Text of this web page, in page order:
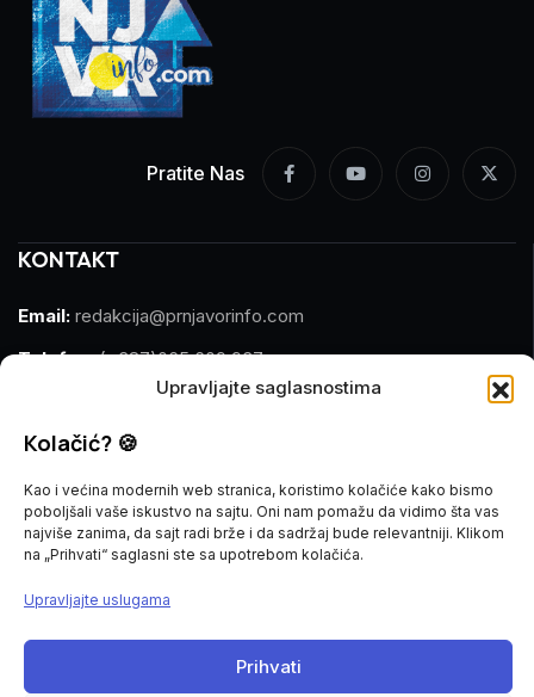
Upravljajte saglasnostima
Kolačić? 🍪
Kao i većina modernih web stranica, koristimo kolačiće kako bismo
poboljšali vaše iskustvo na sajtu. Oni nam pomažu da vidimo šta vas
najviše zanima, da sajt radi brže i da sadržaj bude relevantniji. Klikom
na „Prihvati“ saglasni ste sa upotrebom kolačića.
Upravljajte uslugama
Prihvati
Pratite Nas
KONTAKT
Email: redakcija@prnjavorinfo.com
Telefon:(+387)065 609 937
MARKETING
Email: marketing@prnjavorinfo.com
Telefon:(+387)065 955 355
POŠALJI VIJEST
Imate vijest za nas? Javite nam se na
redakcija@prnjavorinfo.com